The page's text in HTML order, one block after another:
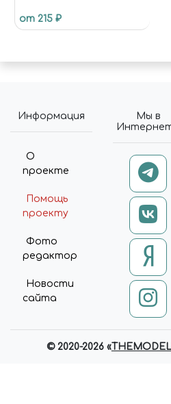
ИНТЕРЬЕРНЫЙ ЖЕЛТЫЙ
от 215 ₽
Информация
О
проекте
Помощь
проекту
Фото
редактор
Новости
сайта
Мы в
© 2020-2026 «